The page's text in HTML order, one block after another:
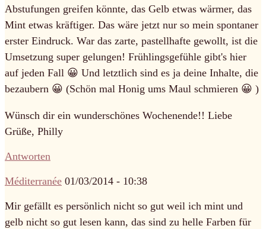
Abstufungen greifen könnte, das Gelb etwas wärmer, das
Mint etwas kräftiger. Das wäre jetzt nur so mein spontaner
erster Eindruck. War das zarte, pastellhafte gewollt, ist die
Umsetzung super gelungen! Frühlingsgefühle gibt's hier
auf jeden Fall 😀 Und letztlich sind es ja deine Inhalte, die
bezaubern 😀 (Schön mal Honig ums Maul schmieren 😀 )
Wünsch dir ein wunderschönes Wochenende!! Liebe
Grüße, Philly
Antworten
Méditerranée 01/03/2014 - 10:38
Mir gefällt es persönlich nicht so gut weil ich mint und
gelb nicht so gut lesen kann, das sind zu helle Farben für